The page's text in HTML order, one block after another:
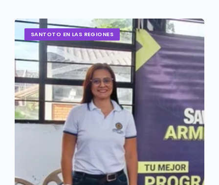
SANTOTO EN LAS REGIONES